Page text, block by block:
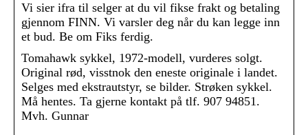
Vi sier ifra til selger at du vil fikse frakt og betaling
gjennom FINN. Vi varsler deg når du kan legge inn
et bud. Be om Fiks ferdig.
Tomahawk sykkel, 1972-modell, vurderes solgt.
Original rød, visstnok den eneste originale i landet.
Selges med ekstrautstyr, se bilder. Strøken sykkel.
Må hentes. Ta gjerne kontakt på tlf. 907 94851.
Mvh. Gunnar